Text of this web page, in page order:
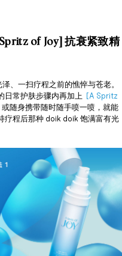
of Joy] 抗衰紧致精
、一扫疗程之前的憔悴与苍老。
日常护肤步骤内再加上 [A Spritz
或随身携带随时随手喷一喷，就能
疗程后那种 doik doik 饱满富有光